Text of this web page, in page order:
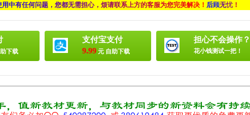
用中有任何问题 ， 您都无需担心， 烦请联系上方的客服为您完美解决 ！ 后顾无忧！
下载
支付宝支付
9.99 元 自助下载
担心不会操作？
花小钱测试一把！